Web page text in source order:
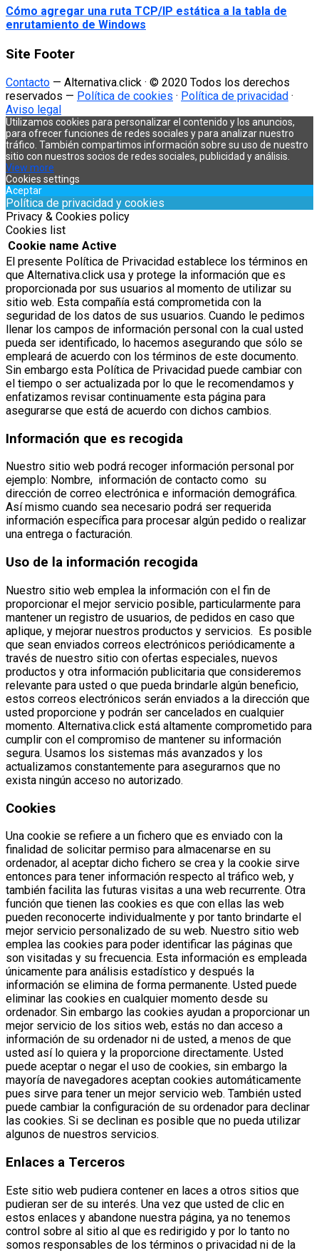
Cómo agregar una ruta TCP/IP estática a la tabla de
enrutamiento de Windows
Site Footer
Contacto — Alternativa.click · © 2020 Todos los derechos
reservados — Política de cookies · Política de privacidad ·
Aviso legal
Utilizamos cookies para personalizar el contenido y los anuncios,
para ofrecer funciones de redes sociales y para analizar nuestro
tráfico. También compartimos información sobre su uso de nuestro
sitio con nuestros socios de redes sociales, publicidad y análisis.
View more
Cookies settings
Aceptar
Política de privacidad y cookies
Privacy & Cookies policy
Cookies list
Cookie name Active
El presente Política de Privacidad establece los términos en
que Alternativa.click usa y protege la información que es
proporcionada por sus usuarios al momento de utilizar su
sitio web. Esta compañía está comprometida con la
seguridad de los datos de sus usuarios. Cuando le pedimos
llenar los campos de información personal con la cual usted
pueda ser identificado, lo hacemos asegurando que sólo se
empleará de acuerdo con los términos de este documento.
Sin embargo esta Política de Privacidad puede cambiar con
el tiempo o ser actualizada por lo que le recomendamos y
enfatizamos revisar continuamente esta página para
asegurarse que está de acuerdo con dichos cambios.
Información que es recogida
Nuestro sitio web podrá recoger información personal por
ejemplo: Nombre, información de contacto como su
dirección de correo electrónica e información demográfica.
Así mismo cuando sea necesario podrá ser requerida
información específica para procesar algún pedido o realizar
una entrega o facturación.
Uso de la información recogida
Nuestro sitio web emplea la información con el fin de
proporcionar el mejor servicio posible, particularmente para
mantener un registro de usuarios, de pedidos en caso que
aplique, y mejorar nuestros productos y servicios. Es posible
que sean enviados correos electrónicos periódicamente a
través de nuestro sitio con ofertas especiales, nuevos
productos y otra información publicitaria que consideremos
relevante para usted o que pueda brindarle algún beneficio,
estos correos electrónicos serán enviados a la dirección que
usted proporcione y podrán ser cancelados en cualquier
momento. Alternativa.click está altamente comprometido para
cumplir con el compromiso de mantener su información
segura. Usamos los sistemas más avanzados y los
actualizamos constantemente para asegurarnos que no
exista ningún acceso no autorizado.
Cookies
Una cookie se refiere a un fichero que es enviado con la
finalidad de solicitar permiso para almacenarse en su
ordenador, al aceptar dicho fichero se crea y la cookie sirve
entonces para tener información respecto al tráfico web, y
también facilita las futuras visitas a una web recurrente. Otra
función que tienen las cookies es que con ellas las web
pueden reconocerte individualmente y por tanto brindarte el
mejor servicio personalizado de su web. Nuestro sitio web
emplea las cookies para poder identificar las páginas que
son visitadas y su frecuencia. Esta información es empleada
únicamente para análisis estadístico y después la
información se elimina de forma permanente. Usted puede
eliminar las cookies en cualquier momento desde su
ordenador. Sin embargo las cookies ayudan a proporcionar un
mejor servicio de los sitios web, estás no dan acceso a
información de su ordenador ni de usted, a menos de que
usted así lo quiera y la proporcione directamente. Usted
puede aceptar o negar el uso de cookies, sin embargo la
mayoría de navegadores aceptan cookies automáticamente
pues sirve para tener un mejor servicio web. También usted
puede cambiar la configuración de su ordenador para declinar
las cookies. Si se declinan es posible que no pueda utilizar
algunos de nuestros servicios.
Enlaces a Terceros
Este sitio web pudiera contener en laces a otros sitios que
pudieran ser de su interés. Una vez que usted de clic en
estos enlaces y abandone nuestra página, ya no tenemos
control sobre al sitio al que es redirigido y por lo tanto no
somos responsables de los términos o privacidad ni de la